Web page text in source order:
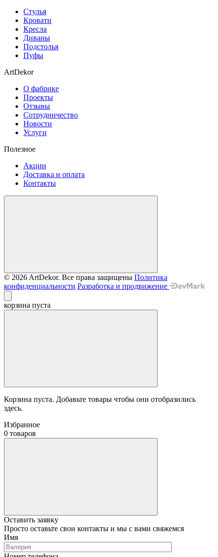
Стулья
Кровати
Кресла
Диваны
Подстолья
Пуфы
ArtDekor
О фабрике
Проекты
Отзывы
Сотрудничество
Новости
Услуги
Полезное
Акции
Доставка и оплата
Контакты
© 2026 ArtDekor. Все права защищены Политика
конфиденциальности Разработка и продвижение
корзина пуста
Корзина пуста. Добавьте товары чтобы они отобразились
здесь.
Избранное
0 товаров
Оставить заявку
Просто оставьте свои контакты и мы с вами свяжемся
Имя